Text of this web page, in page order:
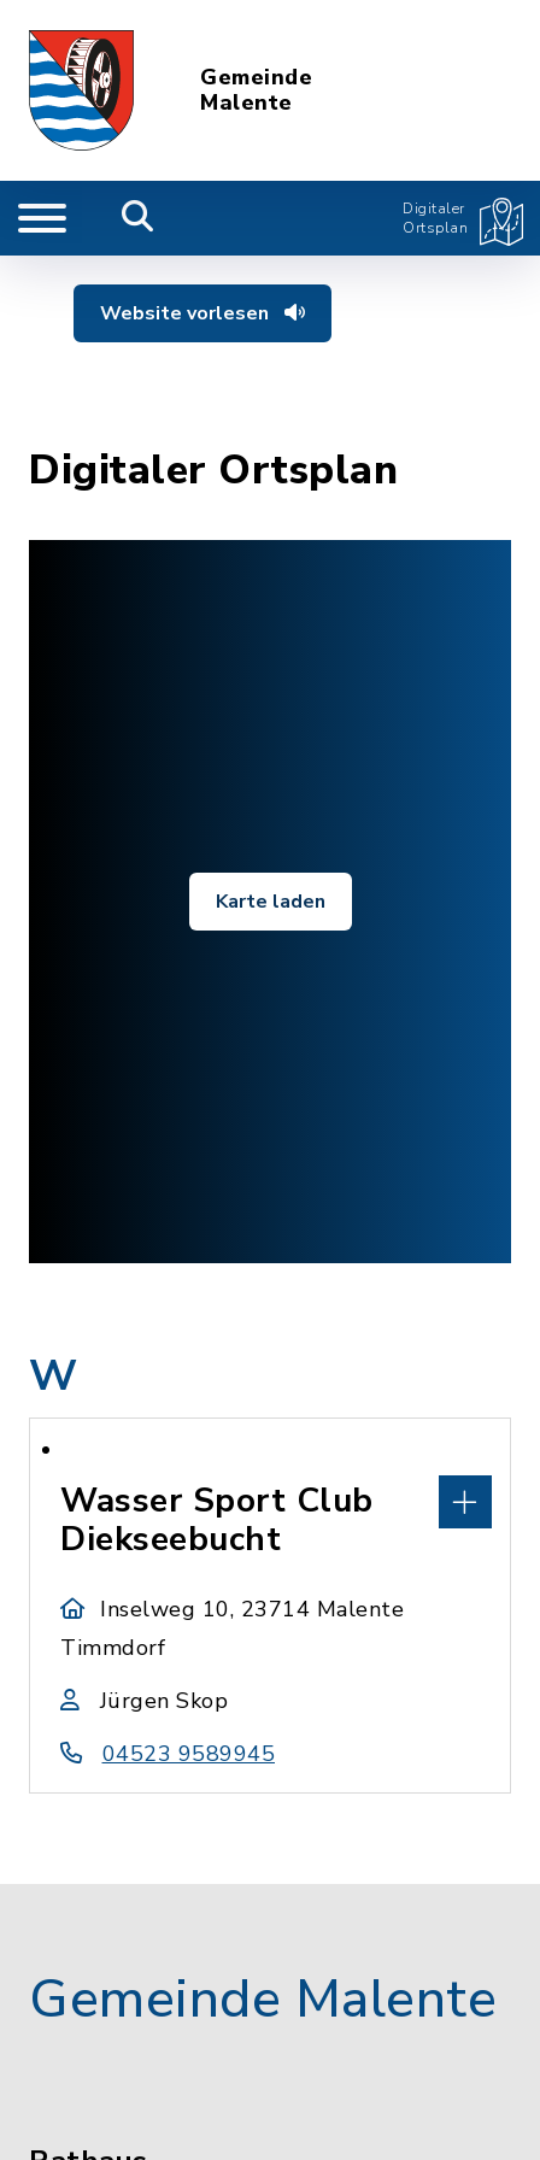
Gemeinde
Malente
Digitaler
Ortsplan
Website vorlesen
Digitaler Ortsplan
Karte laden
W
Wasser Sport Club
Diekseebucht
Inselweg 10, 23714 Malente
Timmdorf
Jürgen Skop
04523 9589945
Gemeinde Malente